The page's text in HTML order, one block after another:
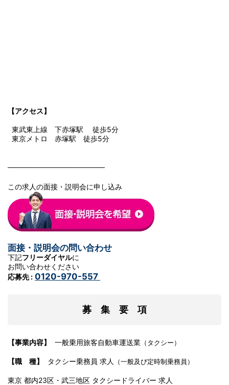
【アクセス】
東武東上線 下赤塚駅 徒歩5分
東京メトロ 赤塚駅 徒歩5分
───────────────────
この求人の面接・説明会に申し込み
面接・説明会の問い合わせ
下記フリーダイヤルに
お問い合わせください
応募先 : 0120-970-557
募 集 要 項
【事業内容】 一般乗用旅客自動車運送業 （タクシー）
【職 種】 タクシー乗務員 求人 （一般及び定時制乗務員）
東京 都内23区・武三地区 タクシードライバー 求人